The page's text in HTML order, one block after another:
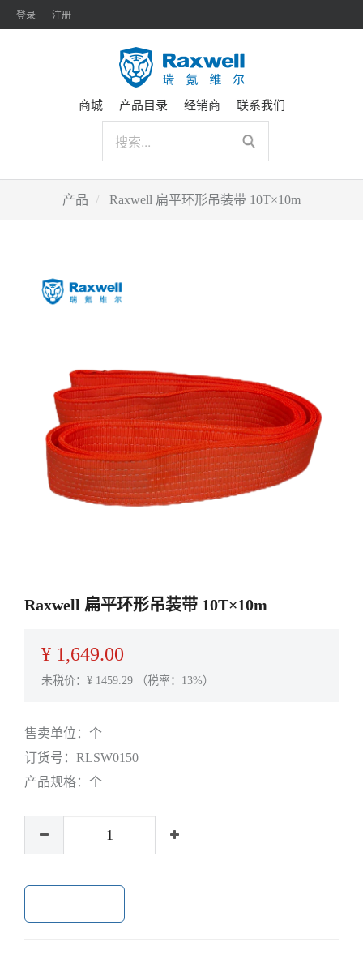
登录 注册
商城 产品目录 经销商 联系我们
产品 Raxwell 扁平环形吊装带 10T×10m
Raxwell 扁平环形吊装带 10T×10m
¥ 1,649.00
未税价：¥ 1459.29 （税率：13%）
售卖单位： 个
订货号： RLSW0150
产品规格： 个